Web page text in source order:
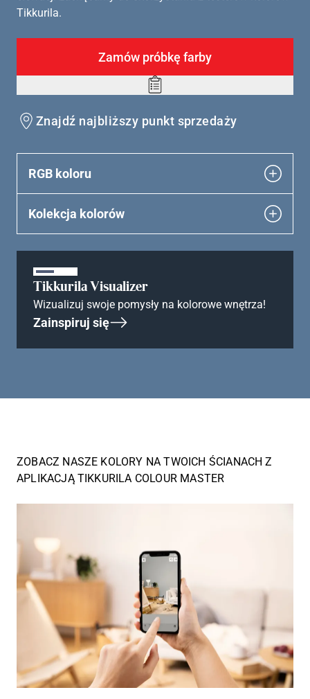
Tikkurila.
Zamów próbkę farby
Add
wishlist
Znajdź najbliższy punkt sprzedaży
RGB koloru
Kolekcja kolorów
Tikkurila Visualizer
Wizualizuj swoje pomysły na kolorowe wnętrza!
Zainspiruj się
ZOBACZ NASZE KOLORY NA TWOICH ŚCIANACH Z
APLIKACJĄ TIKKURILA COLOUR MASTER